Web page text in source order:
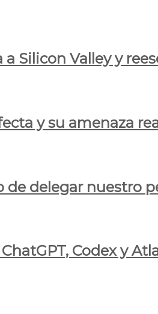
Silicon Valley y
y su amenaza
de delegar nuestro
Codex y